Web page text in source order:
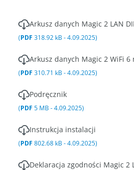
Arkusz danych Magic 2 LAN
(PDF 318.92 kB - 4.09.2025)
Arkusz danych Magic 2 WiFi 6
(PDF 310.71 kB - 4.09.2025)
Podręcznik
(PDF 5 MB - 4.09.2025)
Instrukcja instalacji
(PDF 802.68 kB - 4.09.2025)
Deklaracja zgodności Magic 2